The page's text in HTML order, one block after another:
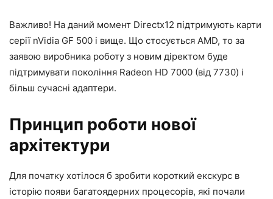
Важливо! На даний момент Directx12 підтримують карти
серії nVidia GF 500 і вище. Що стосується AMD, то за
заявою виробника роботу з новим діректом буде
підтримувати покоління Radeon HD 7000 (від 7730) і
більш сучасні адаптери.
Принцип роботи нової
архітектури
Для початку хотілося б зробити короткий екскурс в
історію появи багатоядерних процесорів, які почали